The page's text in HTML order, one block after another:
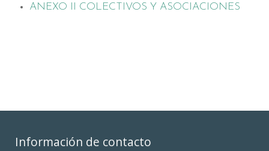
ANEXO II COLECTIVOS Y ASOCIACIONES
Información de contacto